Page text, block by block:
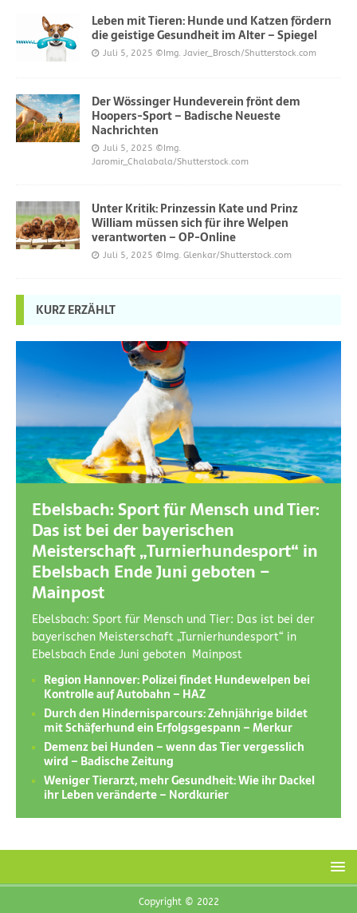
Leben mit Tieren: Hunde und Katzen fördern
die geistige Gesundheit im Alter – Spiegel
Juli 5, 2025 ©Img. Javier_Brosch/Shutterstock.com
Der Wössinger Hundeverein frönt dem
Hoopers-Sport – Badische Neueste
Nachrichten
Juli 5, 2025 ©Img.
Jaromir_Chalabala/Shutterstock.com
Unter Kritik: Prinzessin Kate und Prinz
William müssen sich für ihre Welpen
verantworten – OP-Online
Juli 5, 2025 ©Img. Glenkar/Shutterstock.com
KURZ ERZÄHLT
Ebelsbach: Sport für Mensch und Tier:
Das ist bei der bayerischen
Meisterschaft „Turnierhundesport“ in
Ebelsbach Ende Juni geboten –
Mainpost
Ebelsbach: Sport für Mensch und Tier: Das ist bei der
bayerischen Meisterschaft „Turnierhundesport“ in
Ebelsbach Ende Juni geboten Mainpost
Region Hannover: Polizei findet Hundewelpen bei
Kontrolle auf Autobahn – HAZ
Durch den Hindernisparcours: Zehnjährige bildet
mit Schäferhund ein Erfolgsgespann – Merkur
Demenz bei Hunden – wenn das Tier vergesslich
wird – Badische Zeitung
Weniger Tierarzt, mehr Gesundheit: Wie ihr Dackel
ihr Leben veränderte – Nordkurier
Copyright © 2022